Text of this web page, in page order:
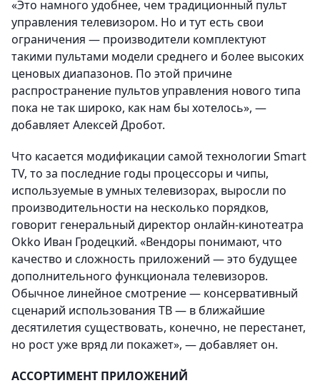
«Это намного удобнее, чем традиционный пульт
управления телевизором. Но и тут есть свои
ограничения — производители комплектуют
такими пультами модели среднего и более высоких
ценовых диапазонов. По этой причине
распространение пультов управления нового типа
пока не так широко, как нам бы хотелось», —
добавляет Алексей Дробот.
Что касается модификации самой технологии Smart
TV, то за последние годы процессоры и чипы,
используемые в умных телевизорах, выросли по
производительности на несколько порядков,
говорит генеральный директор онлайн-кинотеатра
Okko Иван Гродецкий. «Вендоры понимают, что
качество и сложность приложений — это будущее
дополнительного функционала телевизоров.
Обычное линейное смотрение — консервативный
сценарий использования ТВ — в ближайшие
десятилетия существовать, конечно, не перестанет,
но рост уже вряд ли покажет», — добавляет он.
АССОРТИМЕНТ ПРИЛОЖЕНИЙ